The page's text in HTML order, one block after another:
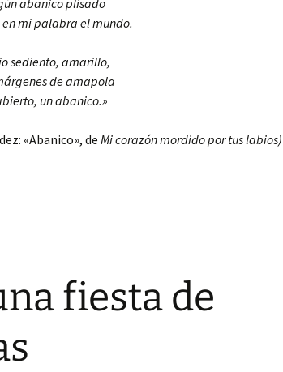
abanico plisado
en mi palabra el mundo.
sediento, amarillo,
de amapola
un abanico.»
«Abanico», de Mi corazón mordido por tus labios)
fiesta de